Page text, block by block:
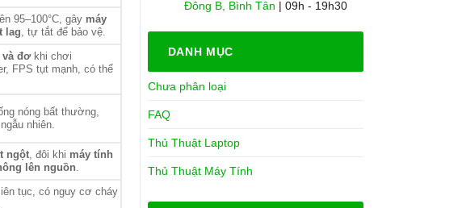
95–100°C, gây máy
lag , tự tắt để bảo vệ.
và đơkhi chơi
FPS tụt mạnh, có thể
nóng bất thường,
nhiên.
ngột , đôi khi máy tính
lên nguồn
tục, có nguy cơ cháy
Đông B, Bình Tân | 09h - 19h30
DANH MỤC
Chưa phân loại
FAQ
Thủ Thuật Laptop
Thủ Thuật Máy Tính